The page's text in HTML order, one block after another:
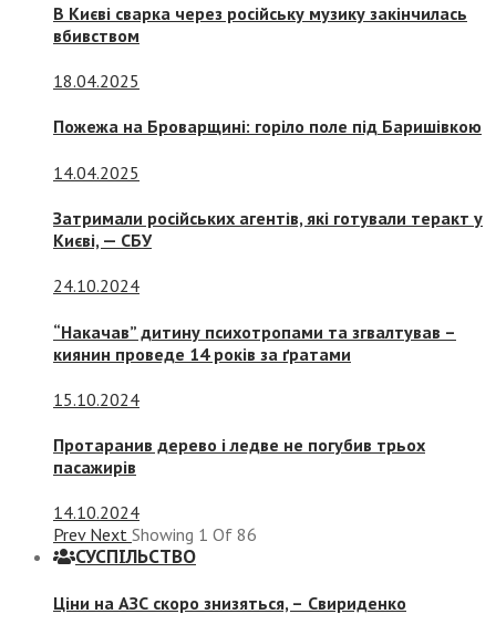
В Києві сварка через російську музику закінчилась
вбивством
18.04.2025
Пожежа на Броварщині: горіло поле під Баришівкою
14.04.2025
Затримали російських агентів, які готували теракт у
Києві, — СБУ
24.10.2024
“Накачав” дитину психотропами та згвалтував –
киянин проведе 14 років за ґратами
15.10.2024
Протаранив дерево і ледве не погубив трьох
пасажирів
14.10.2024
Prev Next Showing 1 Of 86
СУСПIЛЬСТВО
Ціни на АЗС скоро знизяться, – Свириденко